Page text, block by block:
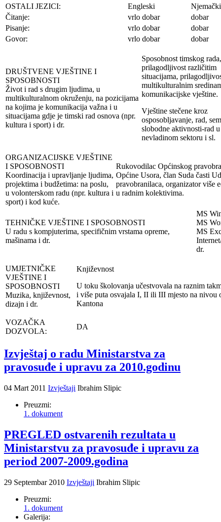
OSTALI JEZICI: Engleski
Njemački
Čitanje:
vrlo dobar
dobar
Pisanje:
vrlo dobar
dobar
Govor:
vrlo dobar dobar
DRUŠTVENE VJEŠTINE I
SPOSOBNOSTI
Život i rad s drugim ljudima, u
multikulturalnom okruženju, na pozicijama
na kojima je komunikacija važna i u
situacijama gdje je timski rad osnova (npr.
kultura i sport) i dr.
Sposobnost timskog rada,
prilagodljivost različitim
situacijama,
multikulturalnim
komunikacijske vještine.
Vještine stečene kroz
osposobljavanje, rad,
slobodne aktivnosti-rad u
nevladinom sektoru i sl.
ORGANIZACIJSKE VJEŠTINE
I SPOSOBNOSTI
Koordinacija i upravljanje ljudima,
projektima i budžetima: na poslu,
u volonterskom radu (npr. kultura i
sport) i kod kuće.
Rukovodilac Općinskog
Općine Usora, član Suda časti
pravobranilaca, organizator više
u radnim kolektivima.
TEHNIČKE VJEŠTINE I SPOSOBNOSTI
U radu s kompjuterima, specifičnim vrstama opreme,
mašinama i dr.
MS
MS
MS
dr.
UMJETNIČKE
VJEŠTINE I
SPOSOBNOSTI
Muzika, književnost,
dizajn i dr.
Književnost
U toku školovanja učestvovala na raznim
i više puta osvajala I, II ili III mjesto na nivou
Kantona
VOZAČKA
DOZVOLA:
DA
Izvještaj o radu Ministarstva za
pravosuđe i upravu za 2010.godinu
04 Mart 2011 Izvještaji Ibrahim Slipic
Preuzmi:
1. dokument
PREGLED ostvarenih rezultata u
Ministarstvu za pravosuđe i upravu za
period 2007-2009.godina
29 Septembar 2010 Izvještaji Ibrahim Slipic
Preuzmi:
1. dokument
Galerija: